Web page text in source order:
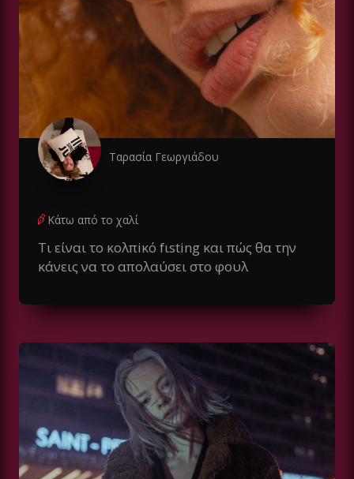
Ταρασία Γεωργιάδου
Κάτω από το χαλί
Τι είναι το κολπiκό fιsting και πώς θα την
κάνεις να το απολαύσει στο φουλ